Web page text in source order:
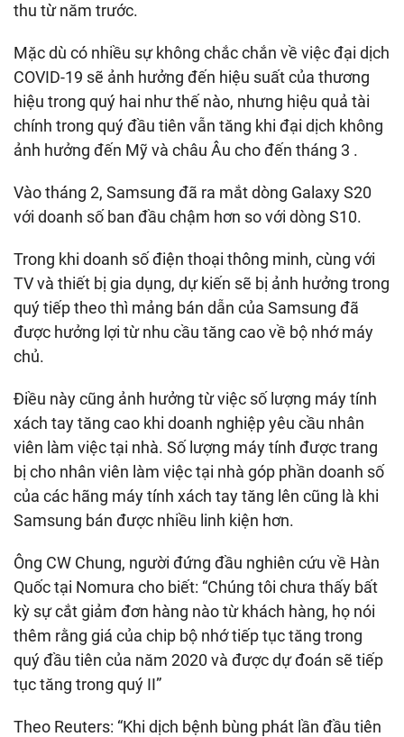
thu từ năm trước.
Mặc dù có nhiều sự không chắc chắn về việc đại dịch
COVID-19 sẽ ảnh hưởng đến hiệu suất của thương
hiệu trong quý hai như thế nào, nhưng hiệu quả tài
chính trong quý đầu tiên vẫn tăng khi đại dịch không
ảnh hưởng đến Mỹ và châu Âu cho đến tháng 3 .
Vào tháng 2, Samsung đã ra mắt dòng Galaxy S20
với doanh số ban đầu chậm hơn so với dòng S10.
Trong khi doanh số điện thoại thông minh, cùng với
TV và thiết bị gia dụng, dự kiến ​​sẽ bị ảnh hưởng trong
quý tiếp theo thì mảng bán dẫn của Samsung đã
được hưởng lợi từ nhu cầu tăng cao về bộ nhớ máy
chủ.
Điều này cũng ảnh hưởng từ việc số lượng máy tính
xách tay tăng cao khi doanh nghiệp yêu cầu nhân
viên làm việc tại nhà. Số lượng máy tính được trang
bị cho nhân viên làm việc tại nhà góp phần doanh số
của các hãng máy tính xách tay tăng lên cũng là khi
Samsung bán được nhiều linh kiện hơn.
Ông CW Chung, người đứng đầu nghiên cứu về Hàn
Quốc tại Nomura cho biết: “Chúng tôi chưa thấy bất
kỳ sự cắt giảm đơn hàng nào từ khách hàng, họ nói
thêm rằng giá của chip bộ nhớ tiếp tục tăng trong
quý đầu tiên của năm 2020 và được dự đoán sẽ tiếp
tục tăng trong quý II”
Theo Reuters: “Khi dịch bệnh bùng phát lần đầu tiên